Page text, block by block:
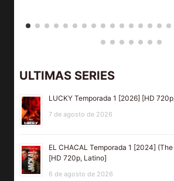
ULTIMAS SERIES
LUCKY Temporada 1 [2026] [HD
7 de agosto de 2026
EL CHACAL Temporada 1 [2024]
[HD 720p, Latino]
6 de agosto de 2026